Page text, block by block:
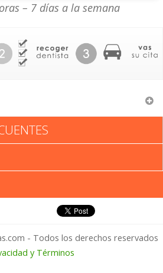
– 7 días a la semana
Califica tu
- Todos los derechos reservados
y Términos